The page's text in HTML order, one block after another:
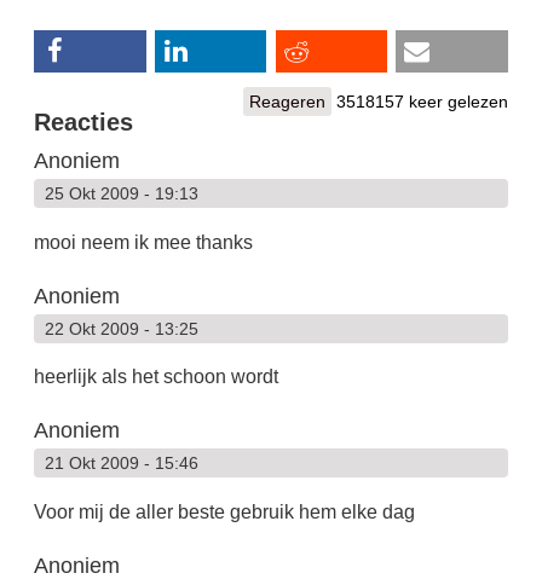
Reageren 3518157 keer gelezen
Reacties
Anoniem
25 Okt 2009 - 19:13
mooi neem ik mee thanks
Anoniem
22 Okt 2009 - 13:25
heerlijk als het schoon wordt
Anoniem
21 Okt 2009 - 15:46
Voor mij de aller beste gebruik hem elke dag
Anoniem